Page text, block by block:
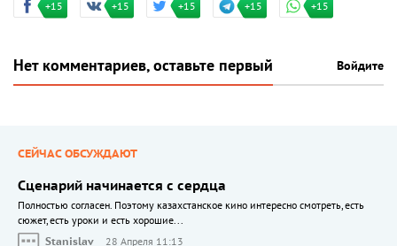
+15 +15 +15 +15 +15
Нет комментариев, оставьте первый Войдите
СЕЙЧАС ОБСУЖДАЮТ
Сценарий начинается с сердца
Полностью согласен. Поэтому казахстанское кино интересно смотреть, есть
сюжет, есть уроки и есть хорошие...
Stanislav
28 Апреля 11:13